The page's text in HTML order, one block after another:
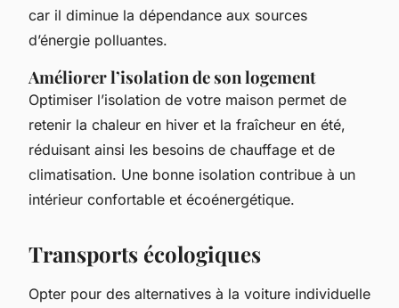
car il diminue la dépendance aux sources
d’énergie polluantes.
Améliorer l’isolation de son logement
Optimiser l’isolation de votre maison permet de
retenir la chaleur en hiver et la fraîcheur en été,
réduisant ainsi les besoins de chauffage et de
climatisation. Une bonne isolation contribue à un
intérieur confortable et écoénergétique.
Transports écologiques
Opter pour des alternatives à la voiture individuelle